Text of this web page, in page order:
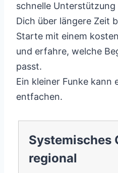
schnelle
Dich über längere Zeit
Starte mit einem
und erfahre, welche
passt.
Ein kleiner Funke kann
entfachen.
Systemisches
regional